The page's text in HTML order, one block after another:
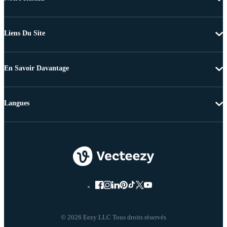
Liens Du Site
En Savoir Davantage
© 2026 Eezy LLC Tous droits réservés
Langues